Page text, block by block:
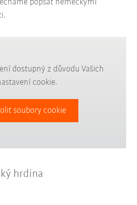
popsat německými
dostupný z důvodu Vašich
cookie.
soubory cookie
hrdina